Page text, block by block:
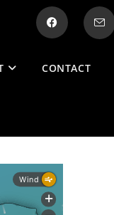
CONTACT